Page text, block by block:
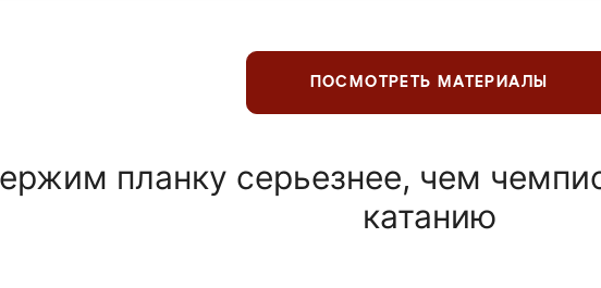
ПОСМОТРЕТЬ МАТЕРИАЛЫ
планку серьезнее, чем
катанию